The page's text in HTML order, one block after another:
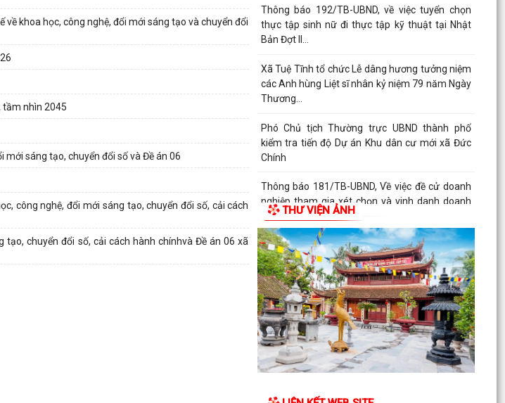
khoa học, công nghệ, đổi mới sáng tạo và chuyển đổi
tầm nhìn 2045
mới sáng tạo, chuyển đổi số và Đề án 06
công nghệ, đổi mới sáng tạo, chuyển đổi số, cải cách
chuyển đổi số, cải cách hành chínhvà Đề án 06 xã
Thông báo 192/TB-UBND, về việc tuyển chọn
thực tập sinh nữ đi thực tập kỹ thuật tại Nhật
Bản Đợt II...
Xã Tuệ Tĩnh tổ chức Lễ dâng hương tưởng niệm
các Anh hùng Liệt sĩ nhân kỷ niệm 79 năm Ngày
Thương...
Phó Chủ tịch Thường trực UBND thành phố
kiểm tra tiến độ Dự án Khu dân cư mới xã Đức
Chính
Thông báo 181/TB-UBND, Về việc đề cử doanh
nghiệp tham gia xét chọn và vinh danh doanh
nghiệp Việt...
Xã Tuệ Tĩnh tổ chức Hội thảo khoa học cuốn
“Lịch sử Đảng bộ và Nhân dân xã Cẩm Văn
(1930 - 2025)
Nghị quyết điều chỉnh, bổ sung (lần 2) kế hoạch
đầu tư công năm 2026
Kế hoạch 254 triển khai thực hiện Nghị định số
142/2026/NĐ-CP của Chính phủ quy định chi
THƯ VIỆN ẢNH